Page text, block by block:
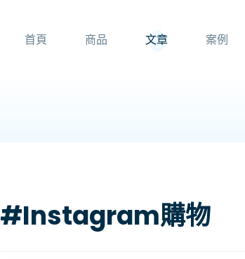
首頁 商品 文章 案例
#Instagram購物